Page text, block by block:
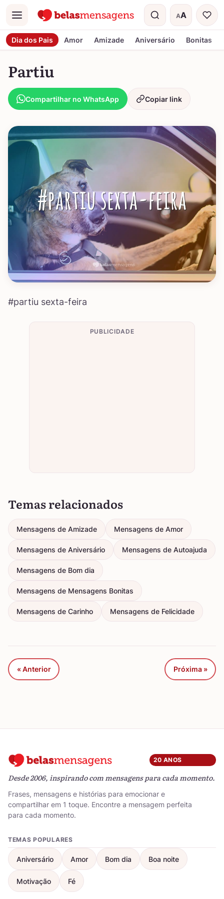
Menu AA
Tamanho do
Dia dos Pais Amor Amizade Aniversário Bonitas
Partiu
Compartilhar no WhatsApp Copiar link
#partiu sexta-feira
PUBLICIDADE
Temas relacionados
Mensagens de Amizade Mensagens de Amor
Mensagens de Aniversário Mensagens de Autoajuda
Mensagens de Bom dia
Mensagens de Mensagens Bonitas
Mensagens de Carinho Mensagens de Felicidade
« Anterior Próxima »
20 ANOS
Desde 2006, inspirando com mensagens para cada momento.
Frases, mensagens e histórias para emocionar e
compartilhar em 1 toque. Encontre a mensagem perfeita
para cada momento.
TEMAS POPULARES
Aniversário Amor Bom dia Boa noite
Motivação Fé